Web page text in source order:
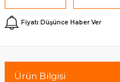
Fiyatı Düşünce Haber Ver
Ürün Bilgisi